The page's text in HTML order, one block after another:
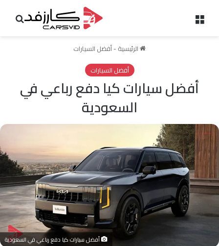
الرئيسية -أفضل السيارات
أفضل السيارات
أفضل سيارات كيا دفع رباعي في
السعودية
أفضل سيارات كيا دفع رباعي في السعودية